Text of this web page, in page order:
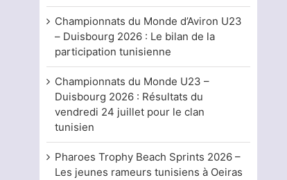
Championnats du Monde d’Aviron U23
– Duisbourg 2026 : Le bilan de la
participation tunisienne
Championnats du Monde U23 –
Duisbourg 2026 : Résultats du
vendredi 24 juillet pour le clan
tunisien
Pharoes Trophy Beach Sprints 2026 –
Les jeunes rameurs tunisiens à Oeiras